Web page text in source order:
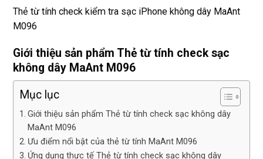
phí.
bền
Thẻ từ tính check kiểm tra sạc iPhone không dây MaAnt
M096
Giới thiệu sản phẩm Thẻ từ tính check sạc
không dây MaAnt M096
Mục lục
Giới thiệu sản phẩm Thẻ từ tính check sạc không dây
MaAnt M096
Ưu điểm nổi bật của thẻ từ tính MaAnt M096
Ứng dụng thực tế Thẻ từ tính check sạc không dây